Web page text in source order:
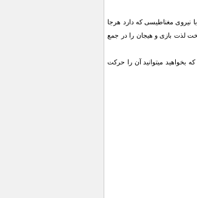
نیروی مغناطیسی که دارد هرجا
لذت بازی و هیجان را در جمع
بخواهید میتوانید آن را حرکت